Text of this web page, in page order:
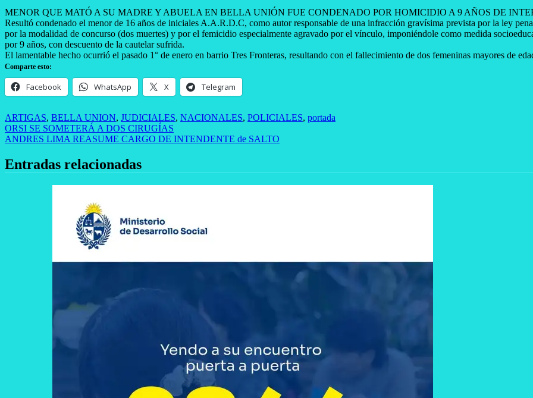
MENOR QUE MATÓ A SU MADRE Y ABUELA EN BELLA UNIÓN FUE CONDENADO POR HOMICIDIO A 9 AÑOS DE
Resultó condenado el menor de 16 años de iniciales A.A.R.D.C, como autor responsable de una infracción gravísima prevista por la ley
por la modalidad de concurso (dos muertes) y por el femicidio especialmente agravado por el vínculo, imponiéndole como medida
por 9 años, con descuento de la cautelar sufrida.
El lamentable hecho ocurrió el pasado 1° de enero en barrio Tres Fronteras, resultando con el fallecimiento de dos femeninas mayores de
Comparte esto:
Facebook WhatsApp X Telegram
ARTIGAS, BELLA UNION, JUDICIALES, NACIONALES, POLICIALES, portada
Navegación
de
entradas
ORSI SE SOMETERÁ A DOS CIRUGÍAS
ANDRES LIMA REASUME CARGO DE INTENDENTE de SALTO
Entradas relacionadas